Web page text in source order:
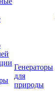
Генераторы
для
природы